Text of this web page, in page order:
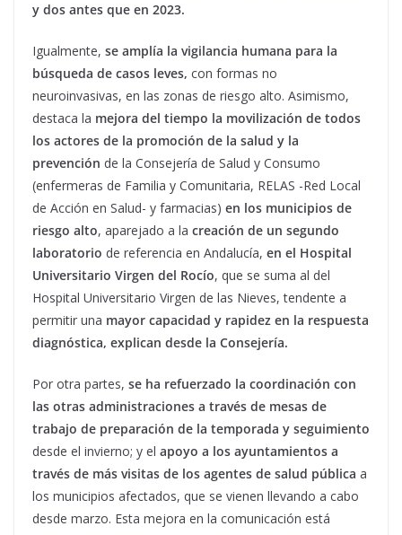
y dos antes que en 2023.
Igualmente, se amplía la vigilancia humana para la
búsqueda de casos leves, con formas no
neuroinvasivas, en las zonas de riesgo alto. Asimismo,
destaca la mejora del tiempo la movilización de todos
los actores de la promoción de la salud y la
prevención de la Consejería de Salud y Consumo
(enfermeras de Familia y Comunitaria, RELAS -Red Local
de Acción en Salud- y farmacias) en los municipios de
riesgo alto, aparejado a la creación de un segundo
laboratorio de referencia en Andalucía, en el Hospital
Universitario Virgen del Rocío, que se suma al del
Hospital Universitario Virgen de las Nieves, tendente a
permitir una mayor capacidad y rapidez en la respuesta
diagnóstica, explican desde la Consejería.
Por otra partes, se ha refuerzado la coordinación con
las otras administraciones a través de mesas de
trabajo de preparación de la temporada y seguimiento
desde el invierno; y el apoyo a los ayuntamientos a
través de más visitas de los agentes de salud pública a
los municipios afectados, que se vienen llevando a cabo
desde marzo. Esta mejora en la comunicación está